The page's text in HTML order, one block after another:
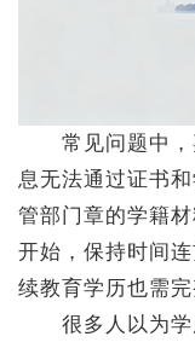
常见问题中，
息无法通过证书
管部门章的学籍
开始，保持时间
续教育学历也需完
很多人以为学